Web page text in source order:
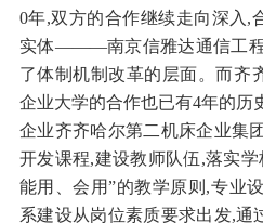
0年,双方的合作继续走向深入,
实体———南京信雅达通信工程
了体制机制改革的层面。而齐
企业大学的合作也已有4年的历
企业齐齐哈尔第二机床企业集
开发课程,建设教师队伍,落实学
能用、会用”的教学原则,专业
系建设从岗位素质要求出发,通